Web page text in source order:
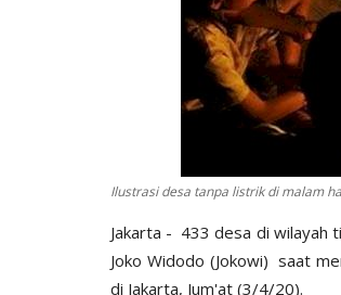
Ilustrasi desa tanpa listrik di malam
Jakarta - 433 desa di wilayah
Joko Widodo (Jokowi) saat
di Jakarta, Jum'at (3/4/20).